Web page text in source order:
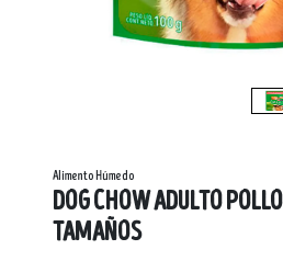
Alimento Húmedo
DOG CHOW ADULTO
TAMAÑOS